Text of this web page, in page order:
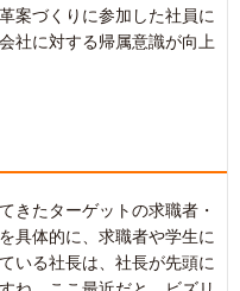
案づくりに参加した社員に
社に対する帰属意識が向上
きたターゲットの求職者・
具体的に、求職者や学生に
いる社長は、社長が先頭に